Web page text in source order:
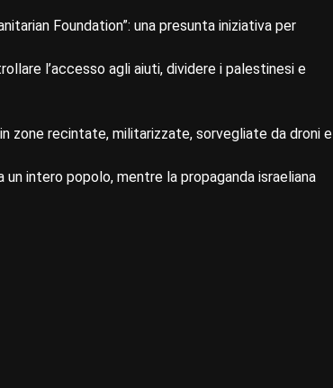
Foundation”: una presunta iniziativa per
l’accesso agli aiuti, dividere i palestinesi e
zone recintate, militarizzate, sorvegliate da droni e
intero popolo, mentre la propaganda israeliana